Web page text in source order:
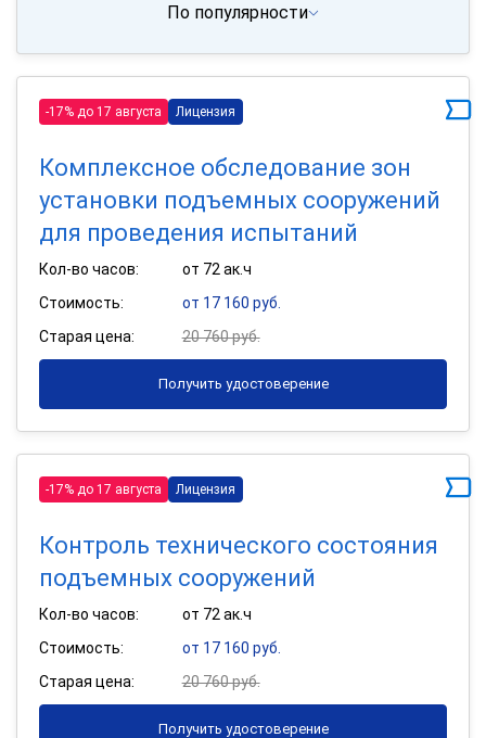
По популярности
-17% до 17 августа Лицензия
Комплексное обследование зон
установки подъемных сооружений
для проведения испытаний
Кол-во часов:
от 72 ак.ч
Стоимость:
от 17 160 руб.
Старая цена:
20 760 руб.
Получить удостоверение
-17% до 17 августа Лицензия
Контроль технического состояния
подъемных сооружений
Кол-во часов:
от 72 ак.ч
Стоимость:
от 17 160 руб.
Старая цена:
20 760 руб.
Получить удостоверение